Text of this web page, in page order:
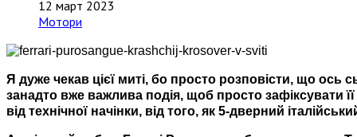
12 март 2023
Мотори
Я дуже чекав цієї миті, бо просто розповісти, що ось
занадто вже важлива подія, щоб просто зафіксувати
від технічної начінки, від того, як 5-дверний